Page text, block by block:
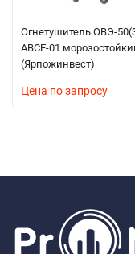
Огнетушитель ОВЭ-
АBCЕ-01
(Ярпожинвест)
Цена по запросу